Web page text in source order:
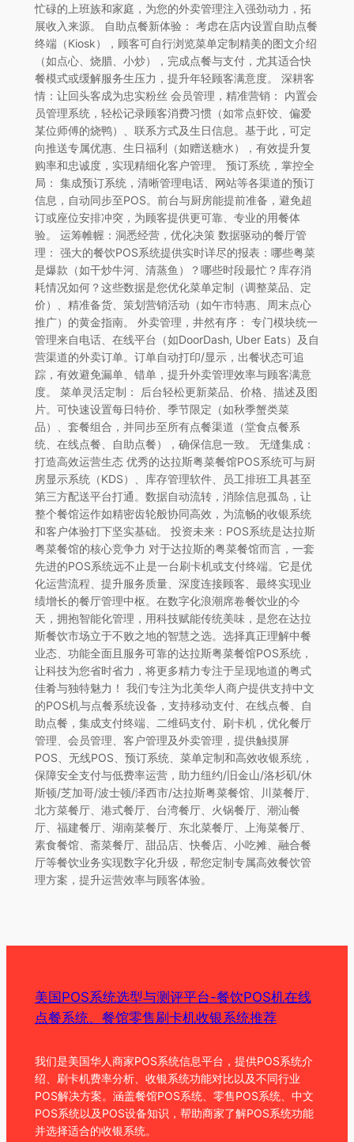
忙碌的上班族和家庭，为您的外卖管理注入强劲动力，拓
展收入来源。 自助点餐新体验： 考虑在店内设置自助点餐
终端（Kiosk），顾客可自行浏览菜单定制精美的图文介绍
（如点心、烧腊、小炒），完成点餐与支付，尤其适合快
餐模式或缓解服务生压力，提升年轻顾客满意度。 深耕客
情：让回头客成为忠实粉丝 会员管理，精准营销： 内置会
员管理系统，轻松记录顾客消费习惯（如常点虾饺、偏爱
某位师傅的烧鸭）、联系方式及生日信息。基于此，可定
向推送专属优惠、生日福利（如赠送糖水），有效提升复
购率和忠诚度，实现精细化客户管理。 预订系统，掌控全
局： 集成预订系统，清晰管理电话、网站等各渠道的预订
信息，自动同步至POS。前台与厨房能提前准备，避免超
订或座位安排冲突，为顾客提供更可靠、专业的用餐体
验。 运筹帷幄：洞悉经营，优化决策 数据驱动的餐厅管
理： 强大的餐饮POS系统提供实时详尽的报表：哪些粤菜
是爆款（如干炒牛河、清蒸鱼）？哪些时段最忙？库存消
耗情况如何？这些数据是您优化菜单定制（调整菜品、定
价）、精准备货、策划营销活动（如午市特惠、周末点心
推广）的黄金指南。 外卖管理，井然有序： 专门模块统一
管理来自电话、在线平台（如DoorDash, Uber Eats）及自
营渠道的外卖订单。订单自动打印/显示，出餐状态可追
踪，有效避免漏单、错单，提升外卖管理效率与顾客满意
度。 菜单灵活定制： 后台轻松更新菜品、价格、描述及图
片。可快速设置每日特价、季节限定（如秋季蟹类菜
品）、套餐组合，并同步至所有点餐渠道（堂食点餐系
统、在线点餐、自助点餐），确保信息一致。 无缝集成：
打造高效运营生态 优秀的达拉斯粤菜餐馆POS系统可与厨
房显示系统（KDS）、库存管理软件、员工排班工具甚至
第三方配送平台打通。数据自动流转，消除信息孤岛，让
整个餐馆运作如精密齿轮般协同高效，为流畅的收银系统
和客户体验打下坚实基础。 投资未来：POS系统是达拉斯
粤菜餐馆的核心竞争力 对于达拉斯的粤菜餐馆而言，一套
先进的POS系统远不止是一台刷卡机或支付终端。它是优
化运营流程、提升服务质量、深度连接顾客、最终实现业
绩增长的餐厅管理中枢。在数字化浪潮席卷餐饮业的今
天，拥抱智能化管理，用科技赋能传统美味，是您在达拉
斯餐饮市场立于不败之地的智慧之选。选择真正理解中餐
业态、功能全面且服务可靠的达拉斯粤菜餐馆POS系统，
让科技为您省时省力，将更多精力专注于呈现地道的粤式
佳肴与独特魅力！ 我们专注为北美华人商户提供支持中文
的POS机与点餐系统设备，支持移动支付、在线点餐、自
助点餐，集成支付终端、二维码支付、刷卡机，优化餐厅
管理、会员管理、客户管理及外卖管理，提供触摸屏
POS、无线POS、预订系统、菜单定制和高效收银系统，
保障安全支付与低费率运营，助力纽约/旧金山/洛杉矶/休
斯顿/芝加哥/波士顿/泽西市/达拉斯粤菜餐馆、川菜餐厅、
北方菜餐厅、港式餐厅、台湾餐厅、火锅餐厅、潮汕餐
厅、福建餐厅、湖南菜餐厅、东北菜餐厅、上海菜餐厅、
素食餐馆、斋菜餐厅、甜品店、快餐店、小吃摊、融合餐
厅等餐饮业务实现数字化升级，帮您定制专属高效餐饮管
理方案，提升运营效率与顾客体验。
美国POS系统选型与测评平台-餐饮POS机在线
点餐系统、餐馆零售刷卡机收银系统推荐
我们是美国华人商家POS系统信息平台，提供POS系统介
绍、刷卡机费率分析、收银系统功能对比以及不同行业
POS解决方案。涵盖餐馆POS系统、零售POS系统、中文
POS系统以及POS设备知识，帮助商家了解POS系统功能
并选择适合的收银系统。